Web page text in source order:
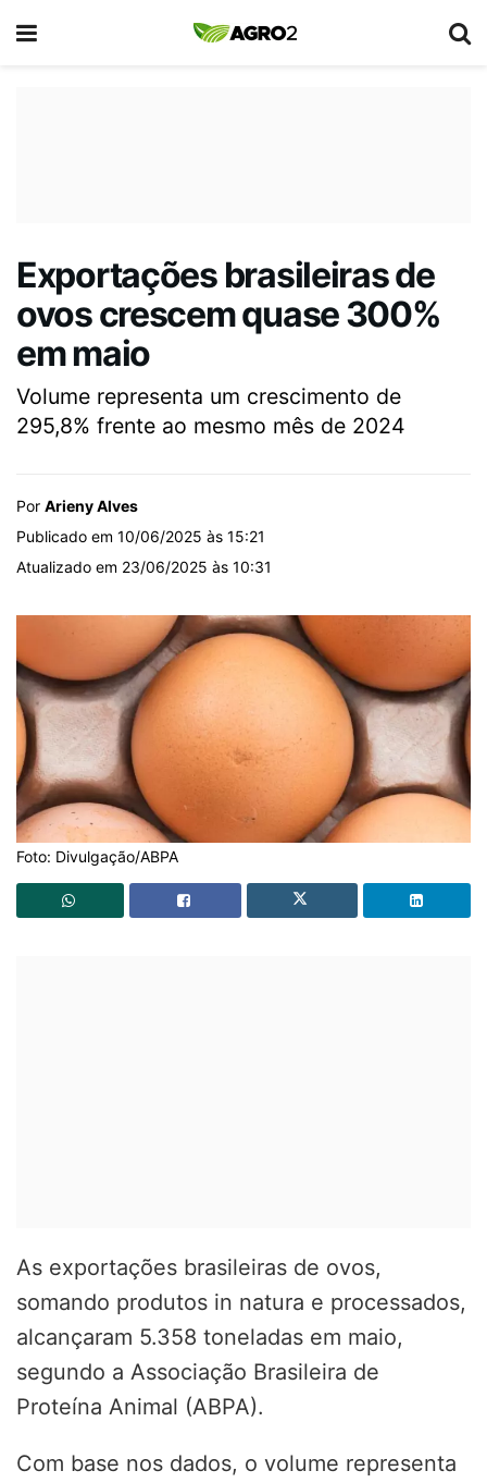
Exportações brasileiras de
ovos crescem quase 300%
em maio
Volume representa um crescimento de
295,8% frente ao mesmo mês de 2024
Por Arieny Alves
Publicado em 10/06/2025 às 15:21
Atualizado em 23/06/2025 às 10:31
Foto: Divulgação/ABPA
As exportações brasileiras de ovos,
somando produtos in natura e processados,
alcançaram 5.358 toneladas em maio,
segundo a Associação Brasileira de
Proteína Animal (ABPA).
Com base nos dados, o volume representa